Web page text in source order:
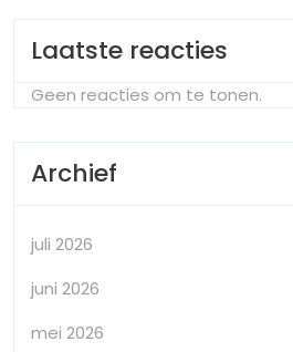
Laatste reacties
Geen reacties om te tonen.
Archief
juli 2026
juni 2026
mei 2026